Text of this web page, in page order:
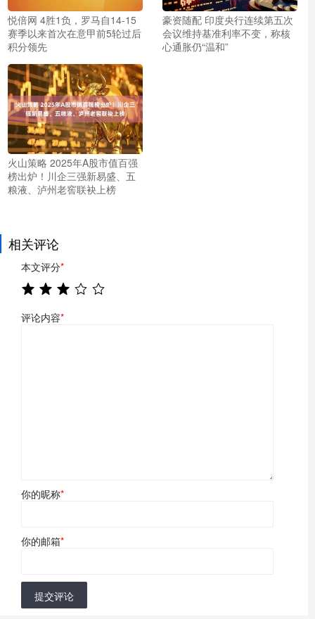
悦倍网 4胜1负，罗马自14-15
赛季以来首次在意甲前5轮过后
积分领先
豪资随配 印度央行连续第五次
会议维持基准利率不变，称核
心通胀仍“温和”
火山策略 2025年A股市值百强
榜出炉！川企三强新易盛、五
粮液、泸州老窖联袂上榜
相关评论
本文评分*
评论内容*
你的昵称*
你的邮箱*
提交评论